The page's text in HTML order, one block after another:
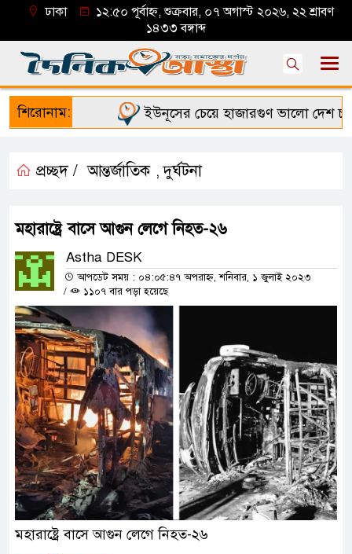
ঢাকা
১২:৫০ পূর্বাহ্ন, শুক্রবার, ০৭ অগাস্ট ২০২৬, ২২ শ্রাবণ
১৪৩৩ বঙ্গাব্দ
শিরোনাম: ইউনূসের চেয়ে হাজারগুণ ভালো দেশ
প্রচ্ছদ / আন্তর্জাতিক ,দুর্ঘটনা
মহারাষ্ট্রে বাসে আগুন লেগে নিহত-২৬
Astha DESK
আপডেট সময় : ০৪:০৫:৪৭ অপরাহ্ন, শনিবার, ১ জুলাই ২০২৩
/
১১০৭ বার পড়া হয়েছে
মহারাষ্ট্রে বাসে আগুন লেগে নিহত-২৬